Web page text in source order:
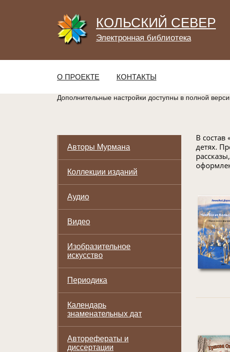
КОЛЬСКИЙ СЕВЕР
Электронная библиотека
О ПРОЕКТЕ КОНТАКТЫ
Дополнительные настройки доступны в полной
Авторы Мурмана
Коллекции изданий
Аудио
Видео
Изобразительное
искусство
Периодика
Календарь
знаменательных дат
Авторефераты и
диссертации
В
детях.